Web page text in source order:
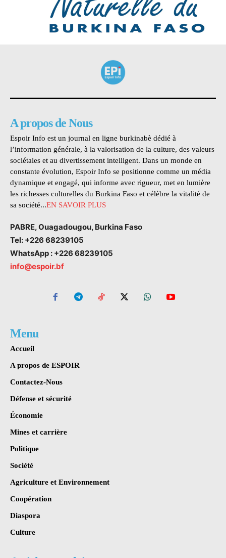
A propos de Nous
Espoir Info est un journal en ligne burkinabè dédié à
l’information générale, à la valorisation de la culture, des valeurs
sociétales et au divertissement intelligent. Dans un monde en
constante évolution, Espoir Info se positionne comme un média
dynamique et engagé, qui informe avec rigueur, met en lumière
les richesses culturelles du Burkina Faso et célèbre la vitalité de
sa société...EN SAVOIR PLUS
PABRE, Ouagadougou, Burkina Faso
Tel: +226 68239105
WhatsApp : +226 68239105
info@espoir.bf
Menu
Accueil
A propos de ESPOIR
Contactez-Nous
Défense et sécurité
Économie
Mines et carrière
Politique
Société
Agriculture et Environnement
Coopération
Diaspora
Culture